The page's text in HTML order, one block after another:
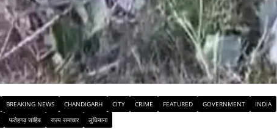
BREAKING NEWS CHANDIGARH CITY CRIME FEATURED GOVERNMENT
INDIA
फतेहगढ़ साहिब राज्य समाचार लुधियाना